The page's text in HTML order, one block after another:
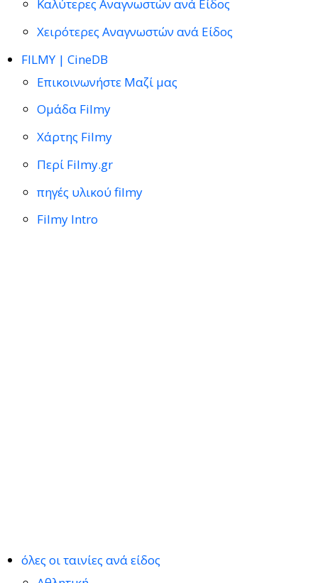
Καλύτερες Αναγνωστών ανά Είδος
Χειρότερες Αναγνωστών ανά Είδος
FILMY | CineDB
Επικοινωνήστε Μαζί μας
Ομάδα Filmy
Χάρτης Filmy
Περί Filmy.gr
πηγές υλικού filmy
Filmy Intro
όλες οι ταινίες ανά είδος